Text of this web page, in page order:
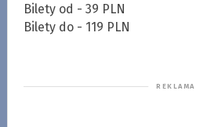
Bilety od - 39 PLN
Bilety do - 119 PLN